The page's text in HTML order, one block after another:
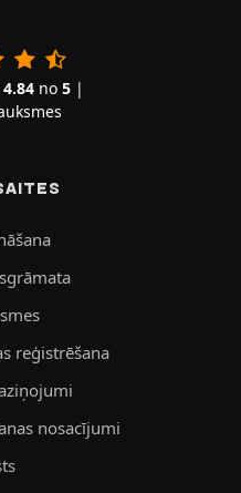
4.84no 5|
reģistrēšana
nosacījumi